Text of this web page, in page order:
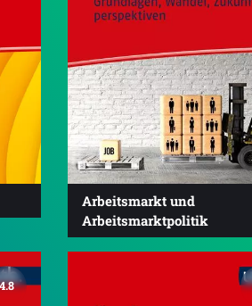
Arbeitsmarkt und
Arbeitsmarktpolitik
4.8